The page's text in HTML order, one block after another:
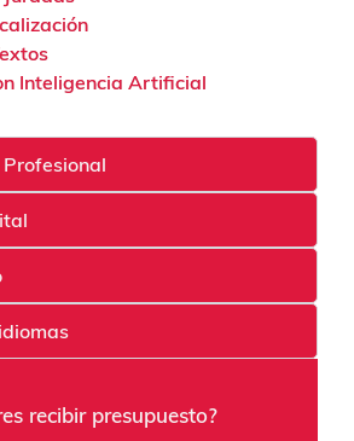
Inteligencia Artificial
recibir presupuesto?